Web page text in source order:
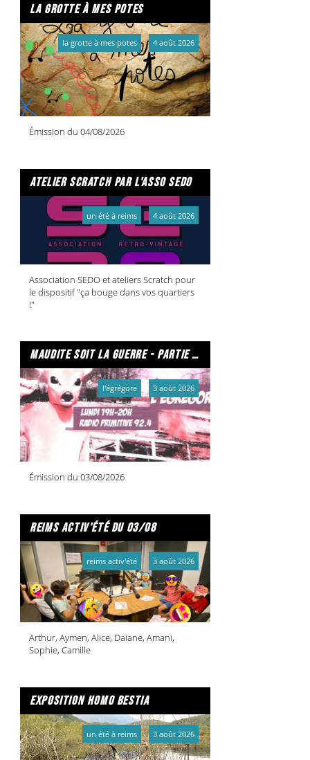
la grotte à mes potes
Émission du 04/08/2026
la grotte à mes potes 4 août 2026
atelier scratch par l'asso sedo
Association SEDO et ateliers Scratch pour
le dispositif "ça bouge dans vos quartiers
!"
un été à reims 4 août 2026
maudite soit la guerre - partie 2/2
Émission du 03/08/2026
l'égrégore 3 août 2026
reims activ'été du 03/08
Arthur, Aymen, Alice, Daiane, Amani,
Sophie, Camille
reims activ'été 3 août 2026
exposition homo bestia
un été à reims 3 août 2026